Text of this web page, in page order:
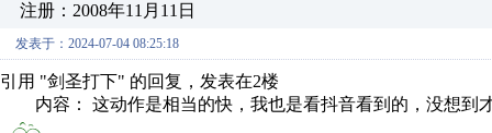
注册：2008年11月11日
发表于：2024-07-04 08:25:18
引用 "剑圣打下" 的回复，发表在2楼
内容： 这动作是相当的快，我也是看抖音看到的，没想到